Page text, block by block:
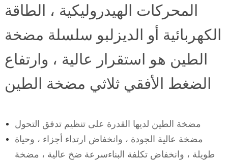
المحركات الهيدروليكية ، الطاقة
الكهربائية أو الديزلبو سلسلة مضخة
الطين هو استقرار عالية ، وارتفاع
الضغط الأفقي ثلاثي مضخة الطين
مضخة الطين لديها القدرة على تنظيم تدفق التحول
مضخة عالية الجودة ، وانخفاض ارتداء أجزاء ، وحياة
طويلة ، وانخفاض تكلفة البناءسرعة ضخ عالية ، مضخة